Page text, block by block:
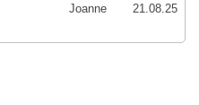
Joanne 21.08.25